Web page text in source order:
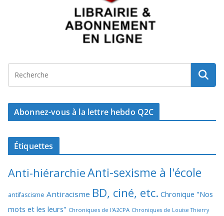
Abonnez-vous à la lettre hebdo Q2C
Étiquettes
Anti-hiérarchieAnti-sexisme à l'école
antifascisme Antiracisme BD, ciné, etc. Chronique "Nos
mots et les leurs" Chroniques de l'A2CPA Chroniques de Louise Thierry